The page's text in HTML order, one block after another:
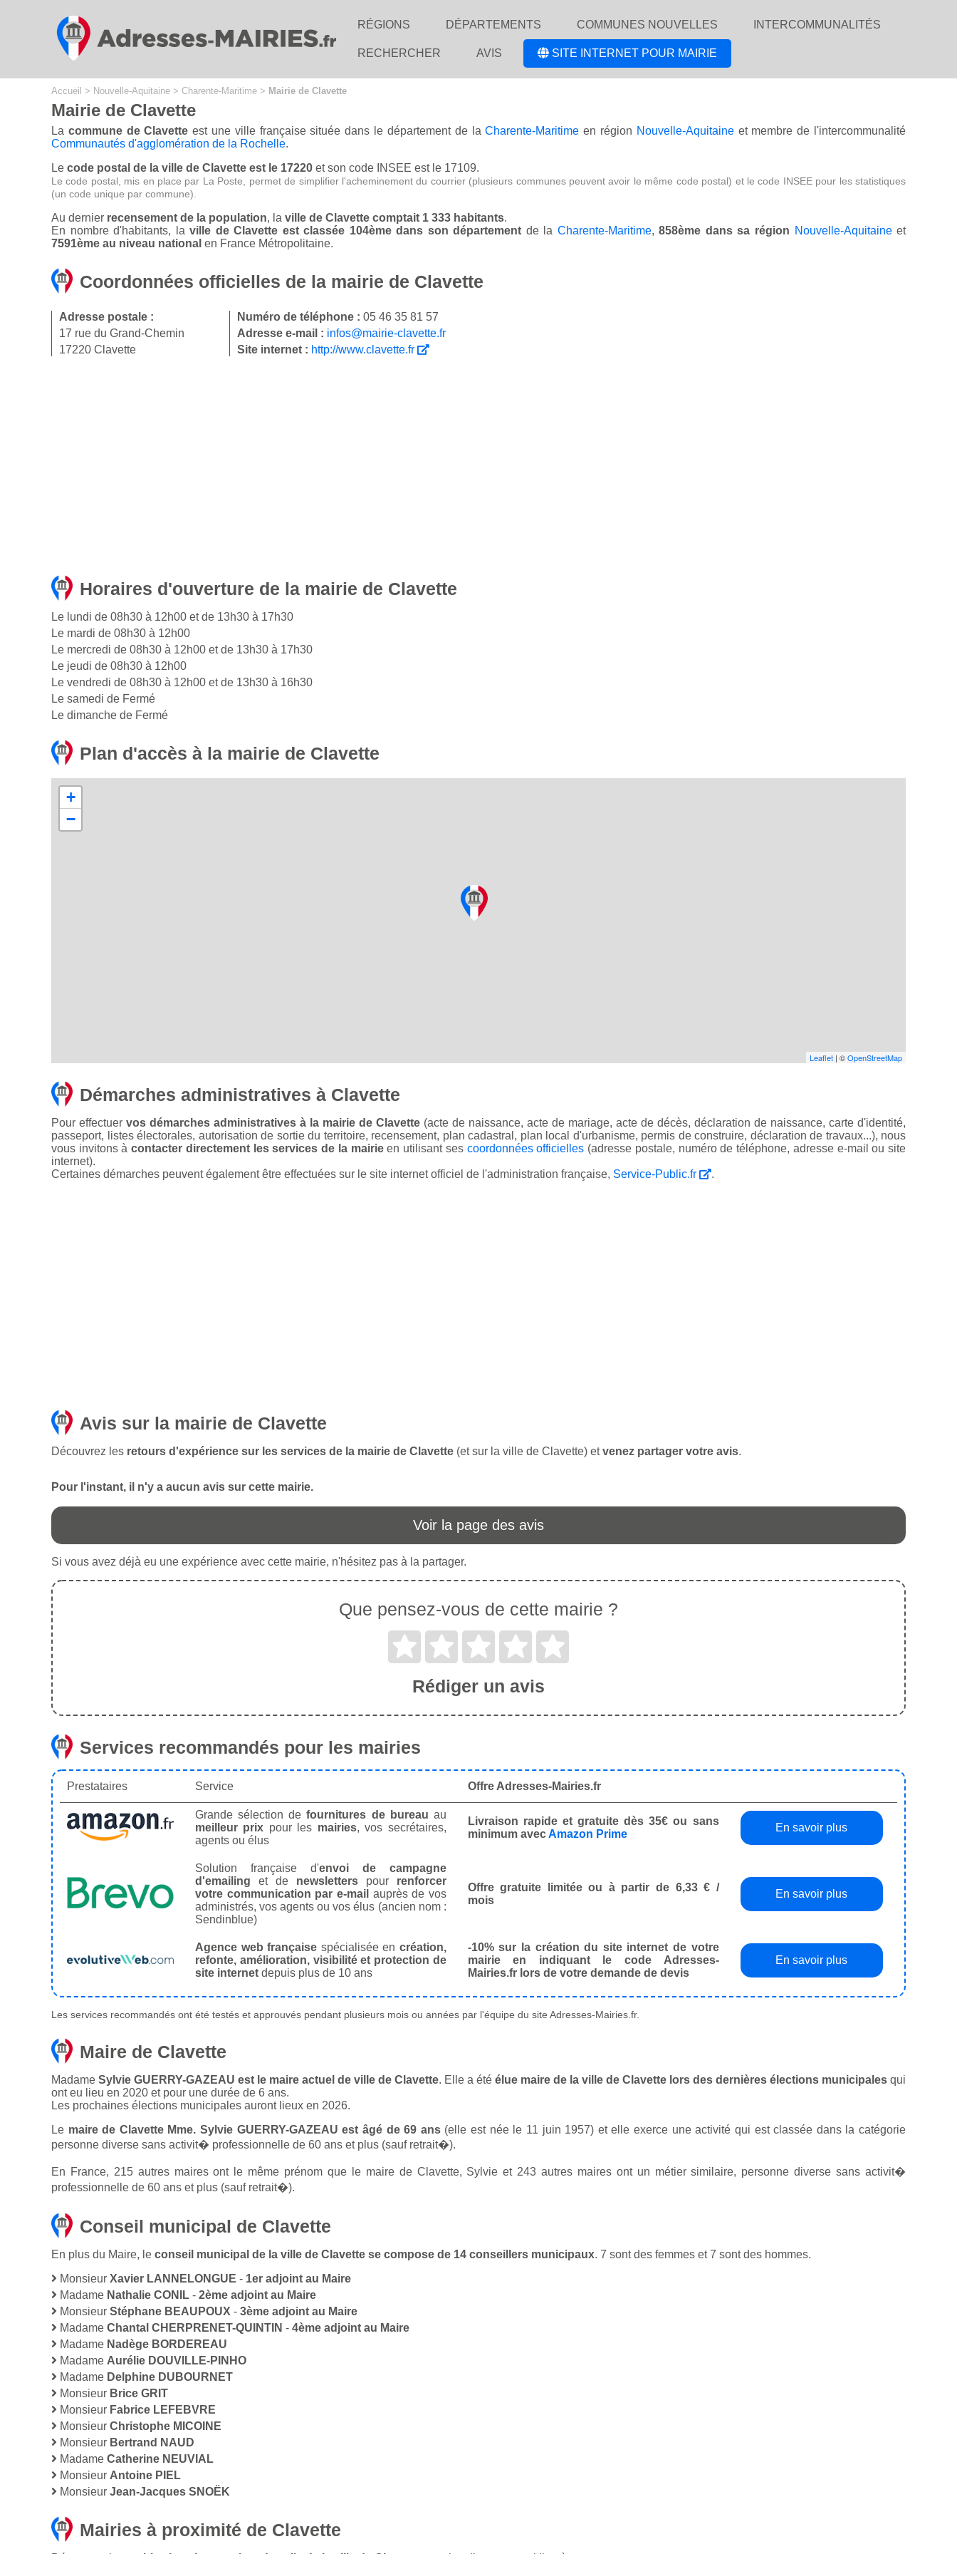
RÉGIONS DÉPARTEMENTS COMMUNES NOUVELLES INTERCOMMUNALITÉS
RECHERCHER AVIS SITE INTERNET POUR MAIRIE
Accueil > Nouvelle-Aquitaine > Charente-Maritime > Mairie de Clavette
Mairie de Clavette
La commune de Clavette est une ville française située dans le département de laCharente-Maritime en région Nouvelle-Aquitaineet membre de l'intercommunalité
Communautés d'agglomération de la Rochelle.
Le code postal de la ville de Clavette est le 17220 et son code INSEE est le 17109.
Le code postal, mis en place par La Poste, permet de simplifier l'acheminement du courrier (plusieurs communes peuvent avoir le même code postal) et le code INSEE pour les statistiques
(un code unique par commune).
Au dernier recensement de la population, la ville de Clavette comptait 1 333 habitants.
En nombre d'habitants, laville de Clavette est classée 104ème dans son département de la Charente-Maritime,858ème dans sa région Nouvelle-Aquitaineet
7591ème au niveau national en France Métropolitaine.
Coordonnées officielles de la mairie de Clavette
Adresse postale :
17 rue du Grand-Chemin
17220 Clavette
Numéro de téléphone : 05 46 35 81 57
Adresse e-mail : infos@mairie-clavette.fr
Site internet : http://www.clavette.fr
Horaires d'ouverture de la mairie de Clavette
Le lundi de 08h30 à 12h00 et de 13h30 à 17h30
Le mardi de 08h30 à 12h00
Le mercredi de 08h30 à 12h00 et de 13h30 à 17h30
Le jeudi de 08h30 à 12h00
Le vendredi de 08h30 à 12h00 et de 13h30 à 16h30
Le samedi de Fermé
Le dimanche de Fermé
Plan d'accès à la mairie de Clavette
+
−
Leaflet | ©OpenStreetMap
Démarches administratives à Clavette
Pour effectuer vos démarches administratives à la mairie de Clavette (acte de naissance, acte de mariage, acte de décès, déclaration de naissance, carte d'identité,
passeport, listes électorales, autorisation de sortie du territoire, recensement, plan cadastral, plan local d'urbanisme, permis de construire, déclaration de travaux...), nous
vous invitons àcontacter directement les services de la mairieen utilisant ses coordonnées officielles (adresse postale, numéro de téléphone, adresse e-mail ou site
internet).
Certaines démarches peuvent également être effectuées sur le site internet officiel de l'administration française, Service-Public.fr .
Avis sur la mairie de Clavette
Découvrez les retours d'expérience sur les services de la mairie de Clavette (et sur la ville de Clavette) etvenez partager votre avis.
Pour l'instant, il n'y a aucun avis sur cette mairie.
Voir la page des avis
Si vous avez déjà eu une expérience avec cette mairie, n'hésitez pas à la partager.
Que pensez-vous de cette mairie ?
Rédiger un avis
Services recommandés pour les mairies
Prestataires Service Offre Adresses-Mairies.fr
Grande sélection defournitures de bureau au
meilleur prix pour les mairies, vos secrétaires,
agents ou élus
Livraison rapide et gratuite dès 35€ ou sans
minimum avecAmazon Prime
En savoir plus
Solution française d'envoi de campagne
d'emailing et de newsletterspour renforcer
votre communication par e-mail auprès de vos
administrés, vos agents ou vos élus (ancien nom :
Sendinblue)
Offre gratuite limitée ou à partir de 6,33 € /
mois
En savoir plus
Agence web française spécialisée en création,
refonte, amélioration, visibilité et protection de
site internet depuis plus de 10 ans
-10% sur la création du site internet de votre
mairie en indiquant le code Adresses-
Mairies.fr lors de votre demande de devis
En savoir plus
Les services recommandés ont été testés et approuvés pendant plusieurs mois ou années par l'équipe du site Adresses-Mairies.fr.
Maire de Clavette
Madame Sylvie GUERRY-GAZEAU est le maire actuel de ville de Clavette. Elle a été élue maire de la ville de Clavette lors des dernières élections municipales qui
ont eu lieu en 2020 et pour une durée de 6 ans.
Les prochaines élections municipales auront lieux en 2026.
Le maire de Clavette Mme. Sylvie GUERRY-GAZEAU est âgé de 69 ans(elle est née le 11 juin 1957) et elle exerce une activité qui est classée dans la catégorie
personne diverse sans activit� professionnelle de 60 ans et plus (sauf retrait�).
En France, 215 autres maires ont le même prénom que le maire de Clavette, Sylvie et 243 autres maires ont un métier similaire, personne diverse sans activit�
professionnelle de 60 ans et plus (sauf retrait�).
Conseil municipal de Clavette
En plus du Maire, le conseil municipal de la ville de Clavette se compose de 14 conseillers municipaux. 7 sont des femmes et 7 sont des hommes.
Monsieur Xavier LANNELONGUE - 1er adjoint au Maire
Madame Nathalie CONIL - 2ème adjoint au Maire
Monsieur Stéphane BEAUPOUX - 3ème adjoint au Maire
Madame Chantal CHERPRENET-QUINTIN - 4ème adjoint au Maire
Madame Nadège BORDEREAU
Madame Aurélie DOUVILLE-PINHO
Madame Delphine DUBOURNET
Monsieur Brice GRIT
Monsieur Fabrice LEFEBVRE
Monsieur Christophe MICOINE
Monsieur Bertrand NAUD
Madame Catherine NEUVIAL
Monsieur Antoine PIEL
Monsieur Jean-Jacques SNOËK
Mairies à proximité de Clavette